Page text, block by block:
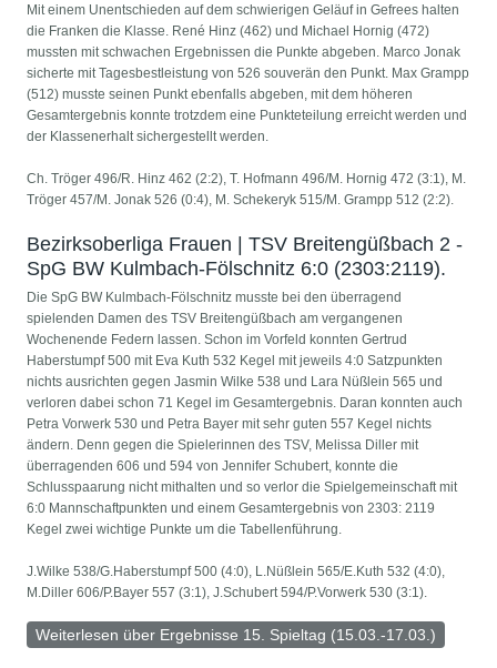
Mit einem Unentschieden auf dem schwierigen Geläuf in Gefrees halten
die Franken die Klasse. René Hinz (462) und Michael Hornig (472)
mussten mit schwachen Ergebnissen die Punkte abgeben. Marco Jonak
sicherte mit Tagesbestleistung von 526 souverän den Punkt. Max Grampp
(512) musste seinen Punkt ebenfalls abgeben, mit dem höheren
Gesamtergebnis konnte trotzdem eine Punkteteilung erreicht werden und
der Klassenerhalt sichergestellt werden.
Ch. Tröger 496/R. Hinz 462 (2:2), T. Hofmann 496/M. Hornig 472 (3:1), M.
Tröger 457/M. Jonak 526 (0:4), M. Schekeryk 515/M. Grampp 512 (2:2).
Bezirksoberliga Frauen | TSV Breitengüßbach 2 -
SpG BW Kulmbach-Fölschnitz 6:0 (2303:2119).
Die SpG BW Kulmbach-Fölschnitz musste bei den überragend
spielenden Damen des TSV Breitengüßbach am vergangenen
Wochenende Federn lassen. Schon im Vorfeld konnten Gertrud
Haberstumpf 500 mit Eva Kuth 532 Kegel mit jeweils 4:0 Satzpunkten
nichts ausrichten gegen Jasmin Wilke 538 und Lara Nüßlein 565 und
verloren dabei schon 71 Kegel im Gesamtergebnis. Daran konnten auch
Petra Vorwerk 530 und Petra Bayer mit sehr guten 557 Kegel nichts
ändern. Denn gegen die Spielerinnen des TSV, Melissa Diller mit
überragenden 606 und 594 von Jennifer Schubert, konnte die
Schlusspaarung nicht mithalten und so verlor die Spielgemeinschaft mit
6:0 Mannschaftpunkten und einem Gesamtergebnis von 2303: 2119
Kegel zwei wichtige Punkte um die Tabellenführung.
J.Wilke 538/G.Haberstumpf 500 (4:0), L.Nüßlein 565/E.Kuth 532 (4:0),
M.Diller 606/P.Bayer 557 (3:1), J.Schubert 594/P.Vorwerk 530 (3:1).
Weiterlesen über Ergebnisse 15. Spieltag (15.03.-17.03.)